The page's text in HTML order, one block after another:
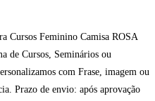
Cursos Feminino Camisa ROSA
de Cursos, Seminários ou
com Frase, imagem ou
Prazo de envio: após aprovação